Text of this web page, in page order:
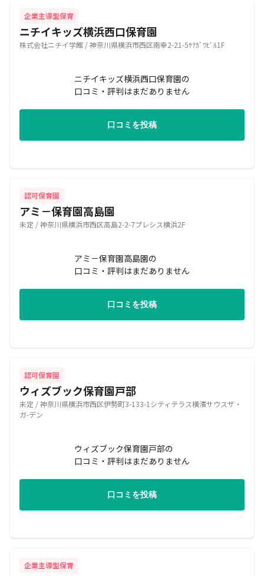
企業主導型保育
ニチイキッズ横浜西口保育園
株式会社ニチイ学館 / 神奈川県横浜市西区南幸2-21-5ﾔﾅｶﾞﾜﾋﾞﾙ1F
ニチイキッズ横浜西口保育園の
口コミ・評判はまだありません
口コミを投稿
認可保育園
アミ－保育園高島園
未定 / 神奈川県横浜市西区高島2-2-7プレシス横浜2F
アミ－保育園高島園の
口コミ・評判はまだありません
口コミを投稿
認可保育園
ウィズブック保育園戸部
未定 / 神奈川県横浜市西区伊勢町3-133-1シティテラス横濱サウスザ・
ガ-デン
ウィズブック保育園戸部の
口コミ・評判はまだありません
口コミを投稿
企業主導型保育